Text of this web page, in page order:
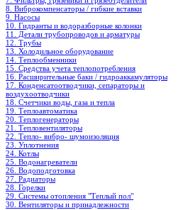
8. Виброкомпенсаторы / гибкие вставки
9. Насосы
10. Гидранты и водоразборные колонки
11. Детали трубопроводов и арматуры
12. Трубы
13. Холодильное oборудование
14. Теплообменники
15. Средства учета теплопотребления
16. Расширительные баки / гидроаккамуляторы
17. Конденсатоотводчики, сепараторы и
воздухоотводчики
18. Счетчики воды, газа и тепла
19. Теплоавтоматика
20. Теплогенераторы
21. Тепловентиляторы
22. Тепло- вибро- шумоизоляция
23. Уплотнения
24. Котлы
25. Водонагреватели
26. Водоподготовка
27. Радиаторы
28. Горелки
29. Системы отопления "Теплый пол"
30. Вентиляторы и принадлежности